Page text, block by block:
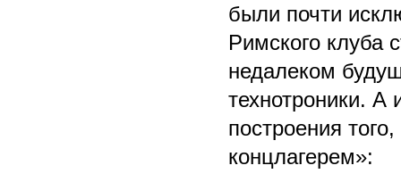
были почти
Римского клуба
недалеком
технотроники. А
построения
концлагерем»: